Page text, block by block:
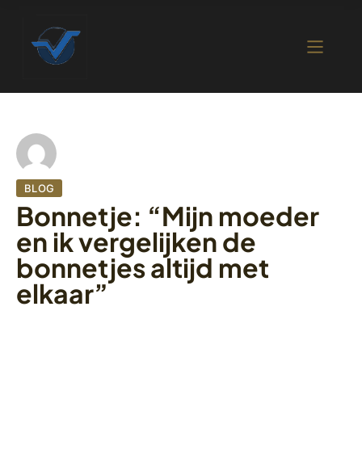
BLOG
Bonnetje: “Mijn moeder
en ik vergelijken de
bonnetjes altijd met
elkaar”